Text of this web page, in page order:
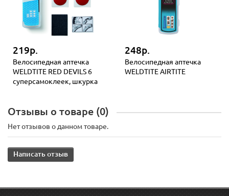
219р.
Велосипедная аптечка
WELDTITE RED DEVILS 6
суперсамоклеек, шкурка
248р.
Велосипедная аптечка
WELDTITE AIRTITE
Отзывы о товаре (0)
Нет отзывов о данном товаре.
Написать отзыв